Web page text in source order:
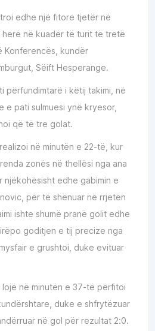
edhe një fitore tjetër në
në kuadër të turit të tretë
Konferencës, kundër
Sëift Hesperange.
përfundimtarë i këtij takimi, në
e pati sulmuesi ynë kryesor,
që të tre golat.
në minutën e 22-të, kur
zonës në thellësi nga ana
njëkohësisht edhe gabimin e
për të shënuar në rrjetën
ishte shumë pranë golit edhe
goditjen e tij precize nga
e grushtoi, duke evituar
lojë në minutën e 37-të përfitoi
duke e shfrytëzuar
në gol për rezultat 2:0.